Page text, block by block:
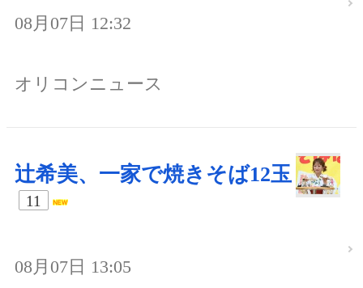
08月07日 12:32
オリコンニュース
辻希美、一家で焼きそば12玉
11
08月07日 13:05